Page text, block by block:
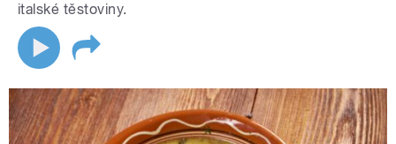
italské těstoviny.